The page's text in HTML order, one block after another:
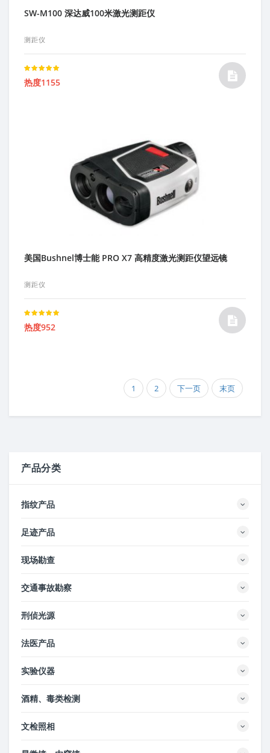
SW-M100 深达威100米激光测距仪
测距仪
Rated
5.00out of 5
热度1155
美国Bushnel博士能 PRO X7 高精度激光测距仪望远镜
测距仪
Rated
5.00out of 5
热度952
1 2 下一页 末页
产品分类
指纹产品
足迹产品
现场勘查
交通事故勘察
刑侦光源
法医产品
实验仪器
酒精、毒类检测
文检照相